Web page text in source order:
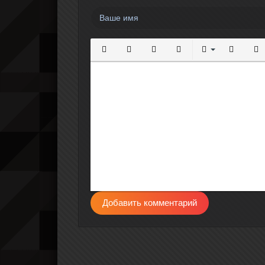
Полужирный
КурсивПодчеркнутый
ЗачеркнутыйВыравнивание
Добавить комментарий